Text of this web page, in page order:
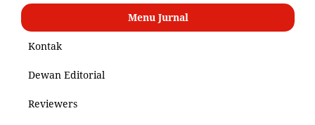
Menu Jurnal
Kontak
Dewan Editorial
Reviewers